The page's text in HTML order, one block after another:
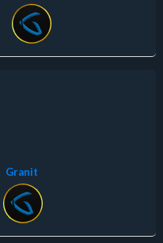
Granit